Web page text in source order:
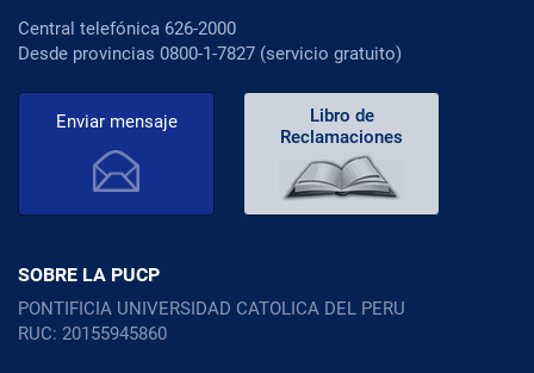
Central telefónica 626-2000
Desde provincias 0800-1-7827 (servicio gratuito)
Enviar mensaje
Libro de
Reclamaciones
SOBRE LA PUCP
PONTIFICIA UNIVERSIDAD CATOLICA DEL PERU
RUC: 20155945860